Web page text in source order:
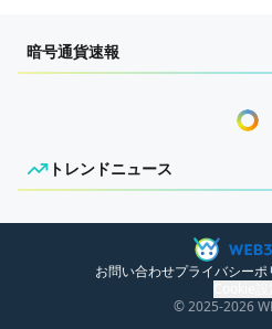
インタビュー/GAME
トレンドニュース
センチメンタルな岩狸
暗号通貨速報
トレンドニュース
ニュースがありません。
お問い合わせプライバシーポ
© 2025-2026